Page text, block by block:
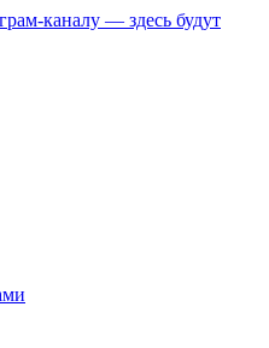
каналу — здесь будут